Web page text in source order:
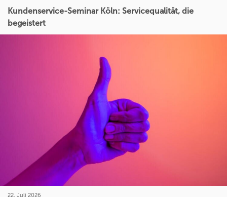
Kundenservice-Seminar Köln: Servicequalität, die
begeistert
22. Juli 2026